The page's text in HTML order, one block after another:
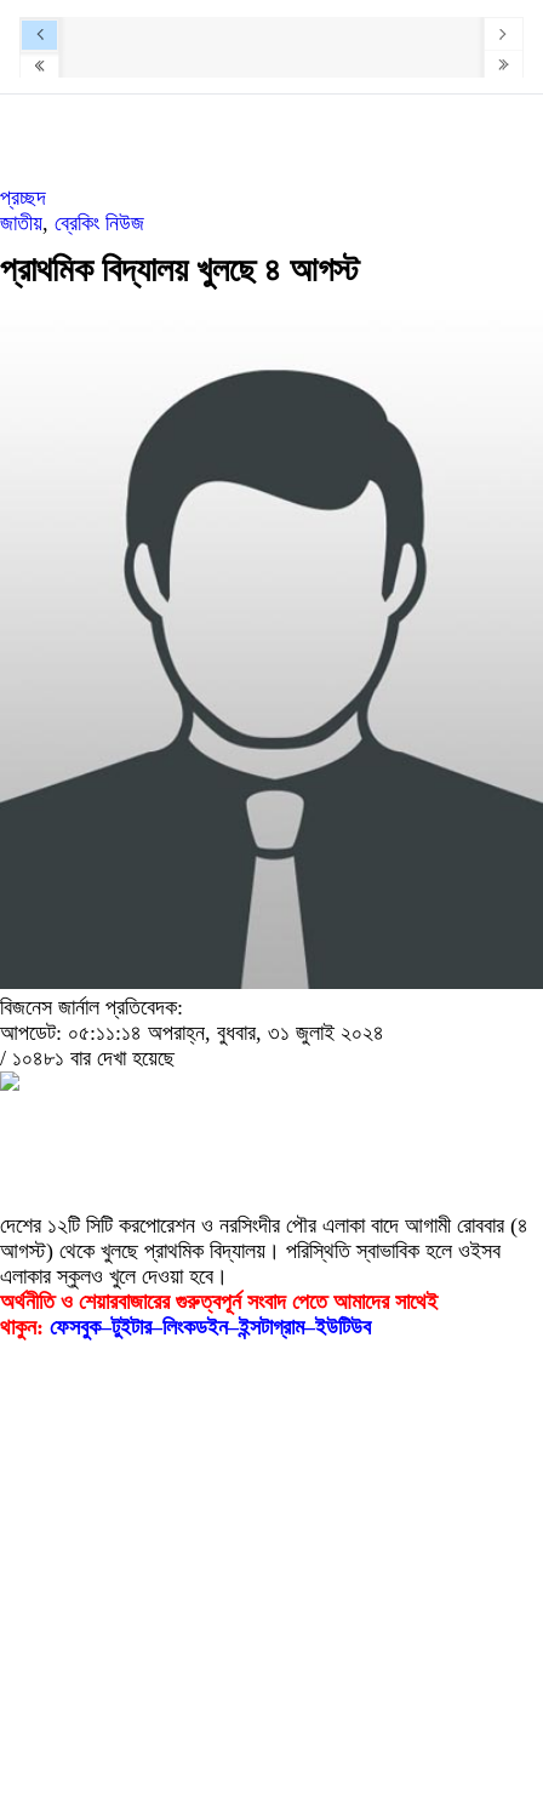
প্রচ্ছদ
জাতীয়, ব্রেকিং নিউজ
প্রাথমিক বিদ্যালয় খুলছে ৪ আগস্ট
বিজনেস জার্নাল প্রতিবেদক:
আপডেট: ০৫:১১:১৪ অপরাহ্ন, বুধবার, ৩১ জুলাই ২০২৪
/ ১০৪৮১ বার দেখা হয়েছে
দেশের ১২টি সিটি করপোরেশন ও নরসিংদীর পৌর এলাকা বাদে আগামী রোববার (৪
আগস্ট) থেকে খুলছে প্রাথমিক বিদ্যালয়।‌ পরিস্থিতি স্বাভাবিক হলে ওইসব
এলাকার স্কুলও খুলে দেওয়া হবে।
অর্থনীতি ও শেয়ারবাজারের গুরুত্বপূর্ন সংবাদ পেতে আমাদের সাথেই
থাকুন: ফেসবুক–টুইটার–লিংকডইন–ইন্সটাগ্রাম–ইউটিউব